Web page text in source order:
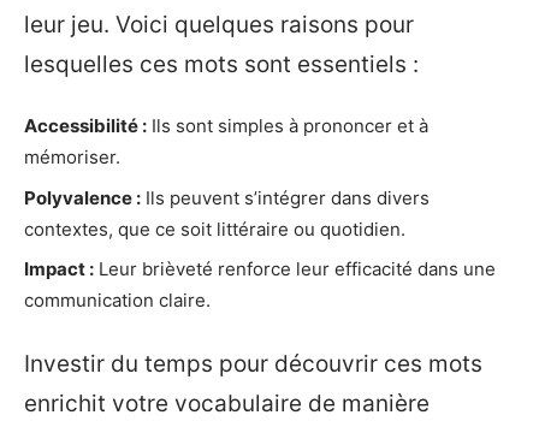
leur jeu. Voici quelques raisons pour
lesquelles ces mots sont essentiels :
Accessibilité : Ils sont simples à prononcer et à
mémoriser.
Polyvalence : Ils peuvent s’intégrer dans divers
contextes, que ce soit littéraire ou quotidien.
Impact : Leur brièveté renforce leur efficacité dans une
communication claire.
Investir du temps pour découvrir ces mots
enrichit votre vocabulaire de manière